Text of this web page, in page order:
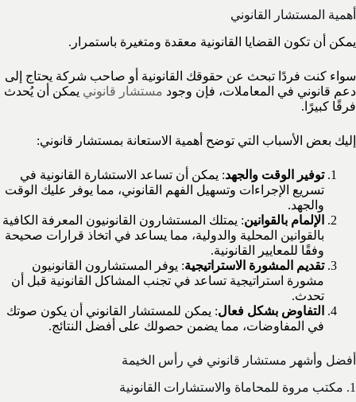
أهمية المستشار القانوني
يمكن أن تكون القضايا القانونية معقدة ومتغيرة باستمرار.
سواء كنت فردًا تبحث عن حقوقك القانونية أو صاحب شركة يحتاج إلى
دعم قانوني في المعاملات، فإن وجود مستشار قانوني يمكن أن يُحدث
فرقًا كبيرًا.
إليك بعض الأسباب التي توضح أهمية الاستعانة بمستشار قانوني:
توفير الوقت والجهد: يمكن أن تساعد الاستشارة القانونية في
تسريع الإجراءات وتسهيل الفهم القانوني، مما يوفر عليك الوقت
والجهد.
الإلمام بالقوانين: يمتلك المستشارون القانونيون المعرفة الكافية
بالقوانين المحلية والدولية، مما يساعد في اتخاذ قرارات صحيحة
وفقًا للمعايير القانونية.
تقديم المشورة الاستراتيجية: يوفر المستشارون القانونيون
مشورة استراتيجية تساعد في تجنب المشاكل القانونية قبل أن
تحدث.
التفاوض بشكل فعال: يمكن للمستشار القانوني أن يكون صوتك
في المفاوضات، مما يضمن حصولك على أفضل النتائج.
أفضل وأشهر مستشار قانوني في رأس الخيمة
1. مكتب مروة للمحاماة والاستشارات القانونية